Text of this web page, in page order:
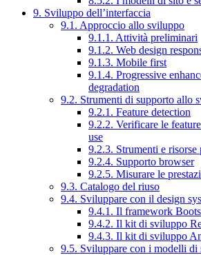
9. Sviluppo dell’interfaccia
9.1. Approccio allo sviluppo
9.1.1. Attività preliminari
9.1.2. Web design
9.1.3. Mobile first
9.1.4. Progressive
degradation
9.2. Strumenti di supporto allo
9.2.1. Feature detection
9.2.2. Verificare le
use
9.2.3. Strumenti e risorse
9.2.4. Supporto browser
9.2.5. Misurare le
9.3. Catalogo del riuso
9.4. Sviluppare con il design
9.4.1. Il framework
9.4.2. Il kit di sviluppo
9.4.3. Il kit di sviluppo
9.5. Sviluppare con i modelli di